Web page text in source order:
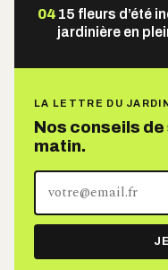
04 15 fleurs d’été
jardinière en
LA LETTRE DU
Nos conseils
matin.
Votre
adresse
e-
mail